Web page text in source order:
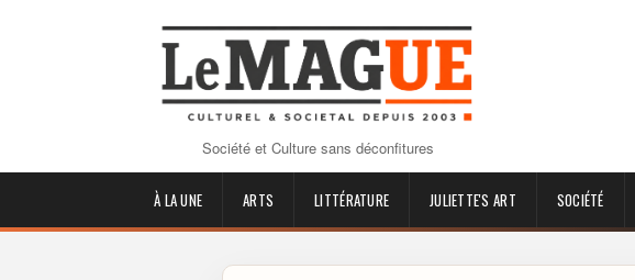
Société et Culture sans déconfitures
À LA UNE ARTS LITTÉRATURE JULIETTE'S ART SOCIÉTÉ